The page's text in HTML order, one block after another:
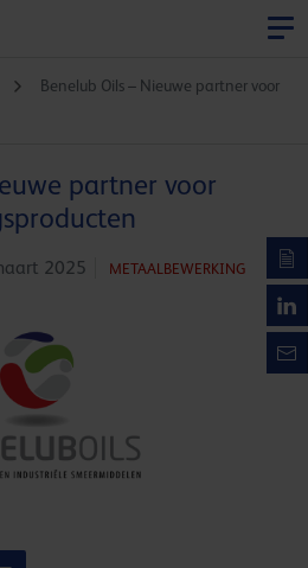
Benelub Oils – Nieuwe partner voor
partner voor
2025 METAALBEWERKING